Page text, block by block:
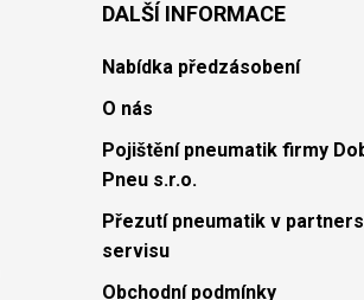
DALŠÍ INFORMACE
Nabídka předzásobení
O nás
Pojištění pneumatik firmy
Pneu s.r.o.
Přezutí pneumatik v
servisu
Obchodní podmínky